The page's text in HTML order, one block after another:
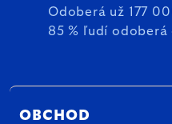
Odoberá už 177
85 % ľudí odoberá
OBCHOD